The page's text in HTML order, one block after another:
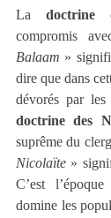
La doctrine
Balaam »
dire que dans
doctrine des
Nicolaïte »
C’est
domine les